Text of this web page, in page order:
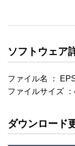
ソフトウェア
ファイル名 ：
ファイルサイズ
ダウンロード